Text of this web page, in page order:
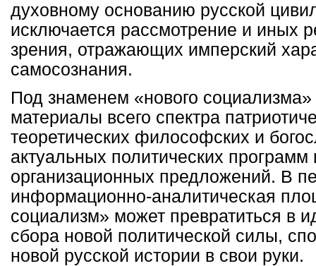
духовному основанию русской
исключается рассмотрение и иных
зрения, отражающих имперский
самосознания.
Под знаменем «нового
материалы всего спектра
теоретических философских и
актуальных политических программ
организационных предложений. В
информационно-аналитическая
социализм» может превратиться в
сбора новой политической силы,
новой русской истории в свои руки.